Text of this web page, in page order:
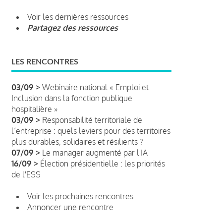
Voir les dernières ressources
Partagez des ressources
LES RENCONTRES
03/09 > Webinaire national « Emploi et
Inclusion dans la fonction publique
hospitalière »
03/09 > Responsabilité territoriale de
l’entreprise : quels leviers pour des territoires
plus durables, solidaires et résilients ?
07/09 > Le manager augmenté par l'IA
16/09 > Élection présidentielle : les priorités
de l'ESS
Voir les prochaines rencontres
Annoncer une rencontre